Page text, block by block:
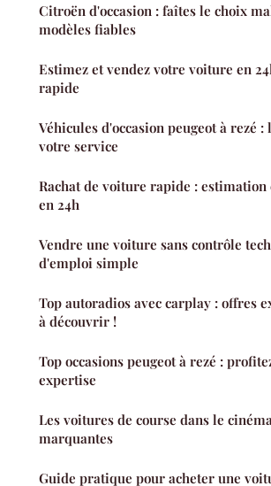
Citroën d'occasion : faîtes le choix
modèles fiables
Estimez et vendez votre voiture en
rapide
Véhicules d'occasion peugeot à rezé :
votre service
Rachat de voiture rapide :
en 24h
Vendre une voiture sans contrôle
d'emploi simple
Top autoradios avec carplay : offres
à découvrir !
Top occasions peugeot à rezé :
expertise
Les voitures de course dans le
marquantes
Guide pratique pour acheter une